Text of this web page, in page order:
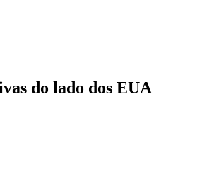
do lado dos EUA